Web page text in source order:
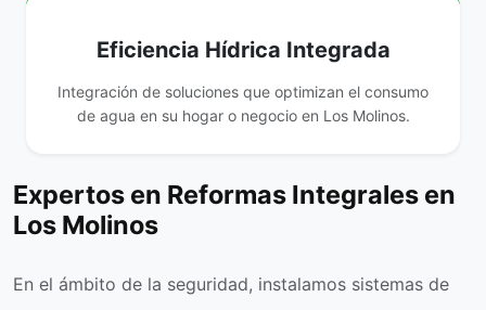
Eficiencia Hídrica Integrada
Integración de soluciones que optimizan el consumo
de agua en su hogar o negocio en Los Molinos.
Expertos en Reformas Integrales en
Los Molinos
En el ámbito de la seguridad, instalamos sistemas de